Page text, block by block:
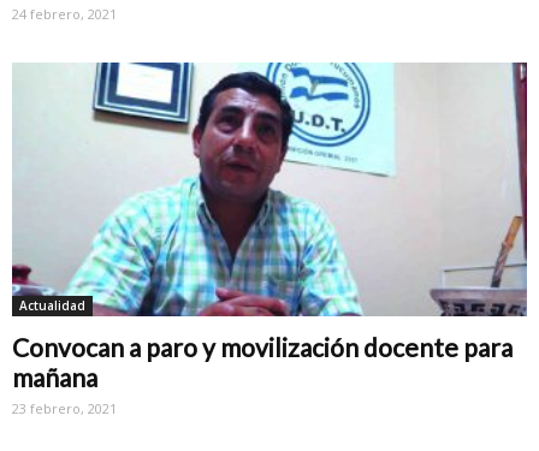
24 febrero, 2021
Actualidad
Convocan a paro y movilización docente para
mañana
23 febrero, 2021